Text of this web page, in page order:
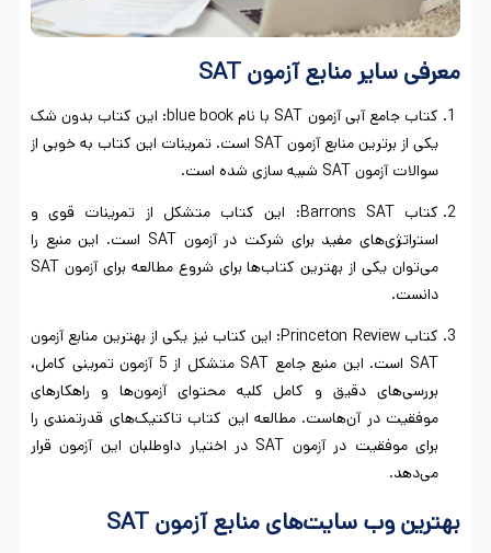
معرفی سایر منابع آزمون SAT
کتاب جامع آبی آزمون SAT با نام blue book: این کتاب بدون شک
یکی از برترین منابع آزمون SAT است. تمرینات این کتاب به خوبی از
سوالات آزمون SAT شبیه سازی شده است.
کتاب Barrons SAT: این کتاب متشکل از تمرینات قوی و
استراتژی‌های مفید برای شرکت در آزمون SAT است. این منبع را
می‌توان یکی از بهترین کتاب‌ها برای شروع مطالعه برای آزمون SAT
دانست.
کتاب Princeton Review: این کتاب نیز یکی از بهترین منابع آزمون
SAT است. این منبع جامع SAT متشکل از 5 آزمون تمرینی کامل،
بررسی‌های دقیق و کامل کلیه محتوای آزمون‌ها و راهکارهای
موفقیت در آن‌هاست. مطالعه این کتاب تاکتیک‌های قدرتمندی را
برای موفقیت در آزمون SAT در اختیار داوطلبان این آزمون قرار
می‌دهد.
بهترین وب‌ سایت‌های منابع آزمون SAT